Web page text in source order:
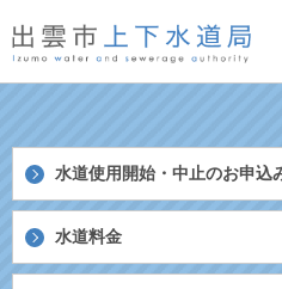
水道使用開始・中止のお申込
水道料金